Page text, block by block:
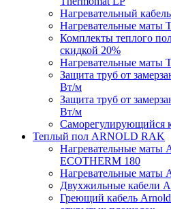
Нагревательный
Нагревательные маты
Комплекты теплого
скидкой 20%
Нагревательные маты
Защита труб от
Вт/м
Защита труб от
Вт/м
Саморегулирующийся
Теплый пол ARNOLD RAK
Нагревательные маты
ECOTHERM 180
Нагревательные маты
Двухжильные кабели
Греющий кабель